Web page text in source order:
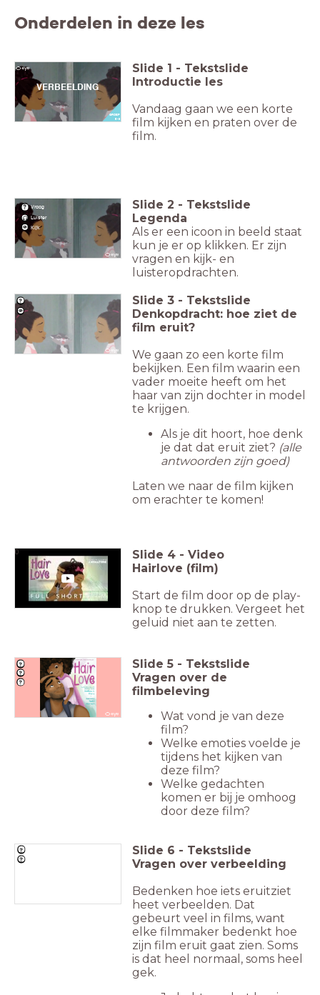
Onderdelen in deze les
VERBEELDING
GROEP
5 - 8
Slide 1 - Tekstslide
Introductie les
Vandaag gaan we een korte
film kijken en praten over de
film.
Vraag
Kijk
Luister
Slide 2 - Tekstslide
Legenda
Als er een icoon in beeld staat
kun je er op klikken. Er zijn
vragen en kijk- en
luisteropdrachten.
Slide 3 - Tekstslide
Denkopdracht: hoe ziet de
film eruit?
We gaan zo een korte film
bekijken. Een film waarin een
vader moeite heeft om het
haar van zijn dochter in model
te krijgen.
Als je dit hoort, hoe denk
je dat dat eruit ziet? (alle
antwoorden zijn goed)
Laten we naar de film kijken
om erachter te komen!
0 Slide 4 - Video
Hairlove (film)
Start de film door op de play-
knop te drukken. Vergeet het
geluid niet aan te zetten.
Slide 5 - Tekstslide
Vragen over de
filmbeleving
Wat vond je van deze
film?
Welke emoties voelde je
tijdens het kijken van
deze film?
Welke gedachten
komen er bij je omhoog
door deze film?
Slide 6 - Tekstslide
Vragen over verbeelding
Bedenken hoe iets eruitziet
heet verbeelden. Dat
gebeurt veel in films, want
elke filmmaker bedenkt hoe
zijn film eruit gaat zien. Soms
is dat heel normaal, soms heel
gek.